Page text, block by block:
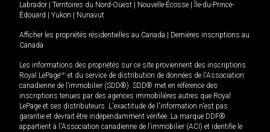
Labrador
Territoires du Nord-Ouest Nouvelle-Écosse
Île-du-Prince-
Édouard
Yukon Nunavut
Afficher les propriétés résidentielles au Canada
Dernières inscriptions au
Canada
Les informations des propriétés sur ce site proviennent des inscriptions
Royal LePageMD et du service de distribution de données de l'Association
canadienne de l’immobilier (SDD®). SDD® met en référence des
inscriptions tenues par des agences immobilières autres que Royal
LePage et ses distributeurs. L'exactitude de l'information n'est pas
garantie et devrait être indépendamment vérifiée. La marque DDF®
appartient à l'Association canadienne de l’immobilier (ACI) et identifie le